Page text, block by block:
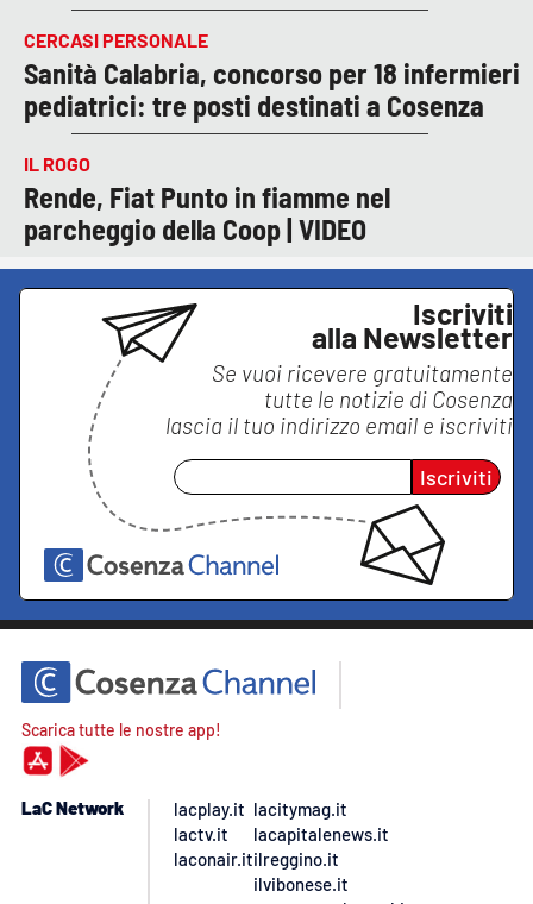
CERCASI PERSONALE
Sanità Calabria, concorso per 18 infermieri
pediatrici: tre posti destinati a Cosenza
IL ROGO
Rende, Fiat Punto in fiamme nel
parcheggio della Coop | VIDEO
Iscriviti
alla Newsletter
Se vuoi ricevere gratuitamente
tutte le notizie di Cosenza
lascia il tuo indirizzo email e iscriviti
Iscriviti
Scarica tutte le nostre app!
LaC Network
lacplay.it
lactv.it
laconair.it
lacitymag.it
lacapitalenews.it
ilreggino.it
ilvibonese.it